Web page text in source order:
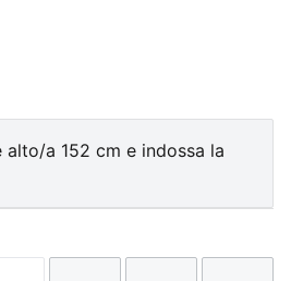
PUMA White
a 152 cm e indossa la